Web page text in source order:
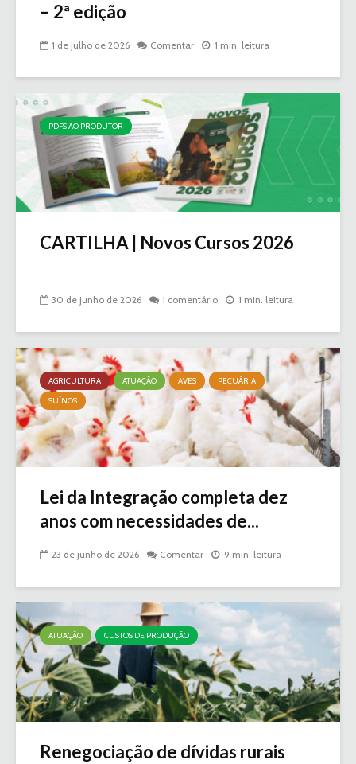
– 2ª edição
1 de julho de 2026 Comentar 1 min. leitura
PDFS AO PRODUTOR
CARTILHA | Novos Cursos 2026
30 de junho de 2026 1 comentário 1 min. leitura
AGRICULTURA ATUAÇÃO AVES
PECUÁRIA
SUÍNOS
Lei da Integração completa dez
anos com necessidades de...
23 de junho de 2026 Comentar 9 min. leitura
ATUAÇÃO CUSTOS DE PRODUÇÃO
Renegociação de dívidas rurais